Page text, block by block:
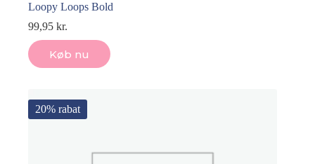
Loopy Loops Bold
99,95 kr.
Køb nu
20% rabat